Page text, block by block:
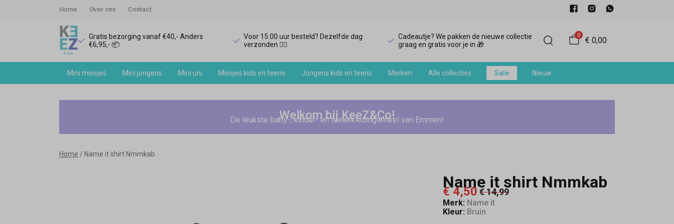
Home Over ons Contact
Gratis bezorging vanaf €40,- Anders
€6,95,- 📦
Voor 15:00 uur besteld? Dezelfde dag
verzonden 🏃‍♀️
Cadeautje? We pakken de nieuwe collectie
graag en gratis voor je in 🎁
0
€ 0,00
Mini meisjes Mini jongens Mini uni Meisjes kids en teens Jongens kids en teens Merken Alle collecties Sale Nieuw
Name
Nmmkab
Welkom bij KeeZ&Co!
De leukste baby-, kinder- en tienerkledingwinkel van Emmen!
Home Name it shirt Nmmkab
Name it shirt Nmmkab
€ 4,50 € 14,99
Merk: Name it
Kleur: Bruin